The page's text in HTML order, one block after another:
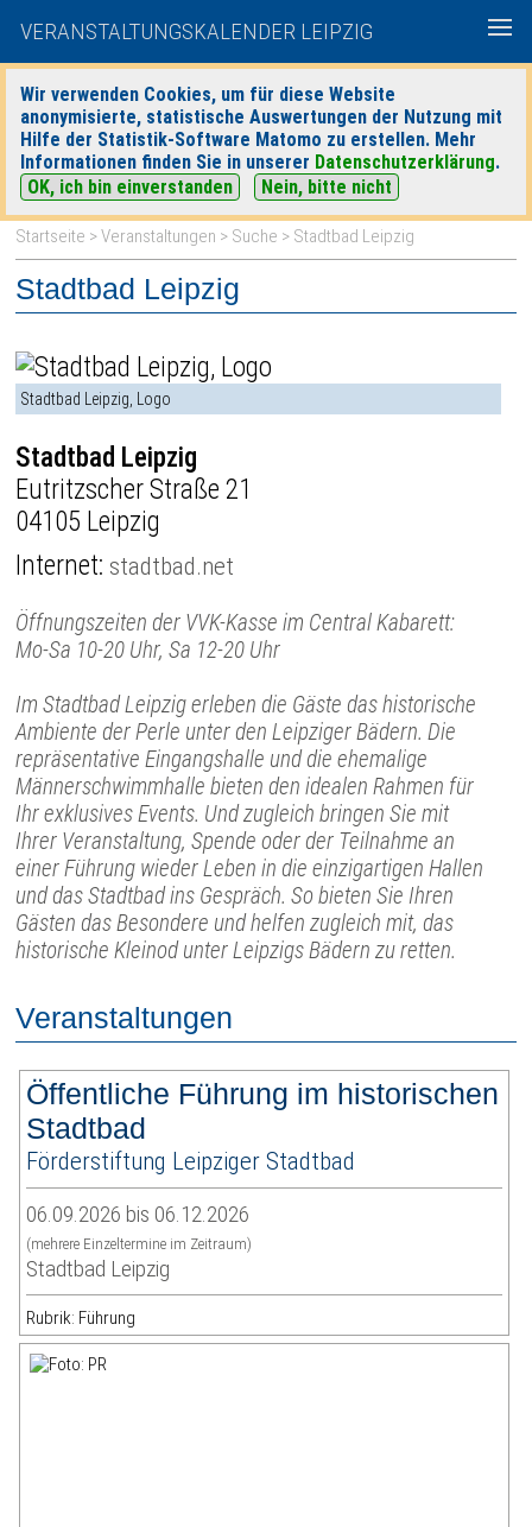
VERANSTALTUNGSKALENDER LEIPZIG
Wir verwenden Cookies, um für diese Website
anonymisierte, statistische Auswertungen der Nutzung mit
Hilfe der Statistik-Software Matomo zu erstellen. Mehr
Informationen finden Sie in unserer Datenschutzerklärung.
OK, ich bin einverstanden
Nein, bitte nicht
heute|morgen| Detaillierte Suche
Startseite >Veranstaltungen > Suche > Stadtbad Leipzig
Stadtbad Leipzig
Stadtbad Leipzig, Logo
Stadtbad Leipzig
Eutritzscher Straße 21
04105 Leipzig
Internet: stadtbad.net
Öffnungszeiten der VVK-Kasse im Central Kabarett:
Mo-Sa 10-20 Uhr, Sa 12-20 Uhr
Im Stadtbad Leipzig erleben die Gäste das historische
Ambiente der Perle unter den Leipziger Bädern. Die
repräsentative Eingangshalle und die ehemalige
Männerschwimmhalle bieten den idealen Rahmen für
Ihr exklusives Events. Und zugleich bringen Sie mit
Ihrer Veranstaltung, Spende oder der Teilnahme an
einer Führung wieder Leben in die einzigartigen Hallen
und das Stadtbad ins Gespräch. So bieten Sie Ihren
Gästen das Besondere und helfen zugleich mit, das
historische Kleinod unter Leipzigs Bädern zu retten.
Veranstaltungen
Öffentliche Führung im historischen
Stadtbad
Förderstiftung Leipziger Stadtbad
06.09.2026 bis 06.12.2026
(mehrere Einzeltermine im Zeitraum)
Stadtbad Leipzig
Rubrik: Führung